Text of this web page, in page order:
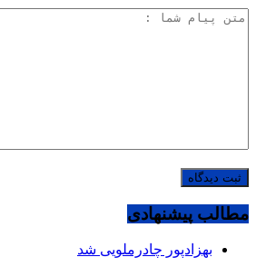
مطالب پیشنهادی
بهزادپور چادرملویی شد